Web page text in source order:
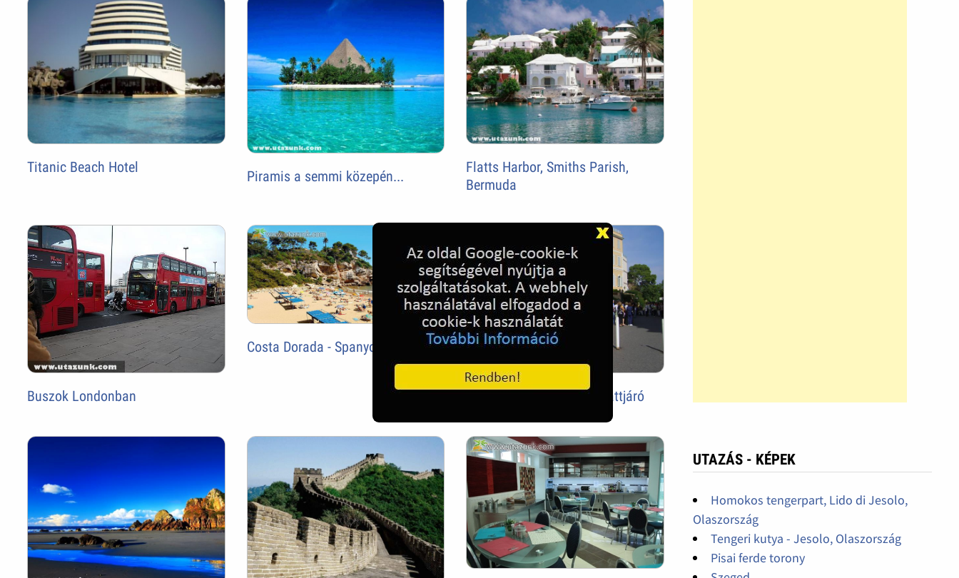
Titanic Beach Hotel
Piramis a semmi közepén...
Flatts Harbor, Smiths Parish,
Bermuda
Buszok Londonban
Costa Dorada - Spanyolország
Monaco,a sárga tengeralattjáró
UTAZÁS - KÉPEK
Homokos tengerpart, Lido di Jesolo,
Olaszország
Tengeri kutya - Jesolo, Olaszország
Pisai ferde torony